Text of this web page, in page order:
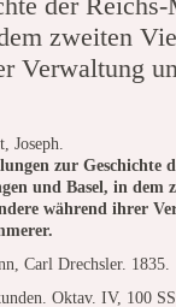
zweiten
Verwaltung
Joseph.
zur Geschichte
und Basel, in dem
während ihrer
Carl Drechsler. 1835.
Oktav. IV, 100